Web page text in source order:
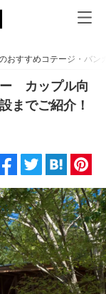
おすすめコテージ・バ
ー カップル向
までご紹介！